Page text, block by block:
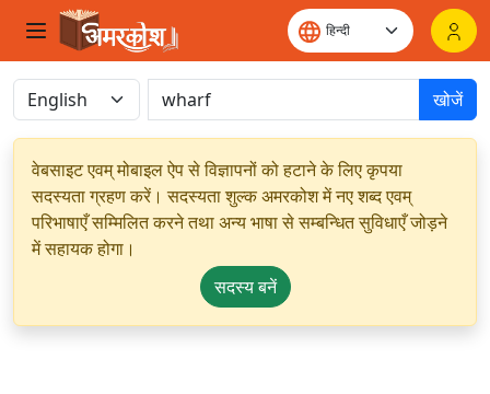
खोजें
वेबसाइट एवम् मोबाइल ऐप से विज्ञापनों को हटाने के लिए कृपया
सदस्यता ग्रहण करें। सदस्यता शुल्क अमरकोश में नए शब्द एवम्
परिभाषाएँ सम्मिलित करने तथा अन्य भाषा से सम्बन्धित सुविधाएँ जोड़ने
में सहायक होगा।
सदस्य बनें